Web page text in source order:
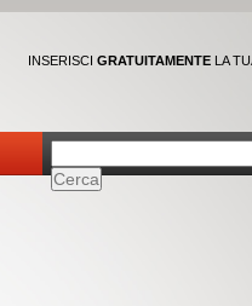
INSERISCI GRATUITAMENTELA